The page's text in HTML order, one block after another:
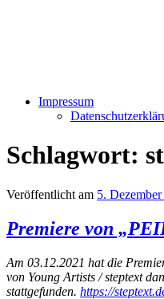
Impressum
Schlagwort:
Veröffentlicht am 5. Dezember
Premiere von
Am 03.12.2021 hat die
von Young Artists / steptext
stattgefunden. https://